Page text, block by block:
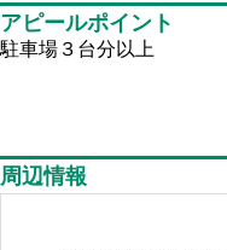
アピールポイント
駐車場３台分以上
周辺情報